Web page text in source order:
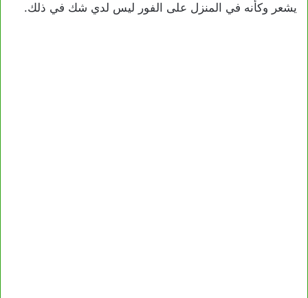
يشعر وكأنه في المنزل على الفور ليس لدي شك في ذلك.